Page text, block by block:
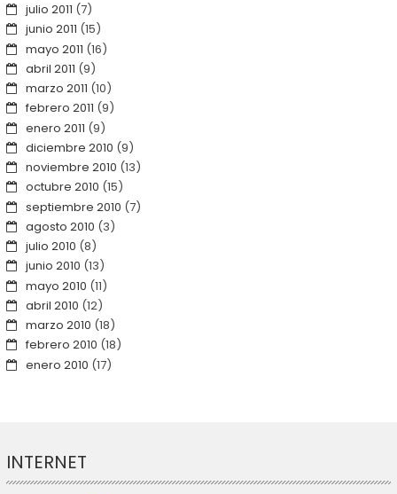
julio 2011 (7)
junio 2011 (15)
mayo 2011 (16)
abril 2011 (9)
marzo 2011 (10)
febrero 2011 (9)
enero 2011 (9)
diciembre 2010 (9)
noviembre 2010 (13)
octubre 2010 (15)
septiembre 2010 (7)
agosto 2010 (3)
julio 2010 (8)
junio 2010 (13)
mayo 2010 (11)
abril 2010 (12)
marzo 2010 (18)
febrero 2010 (18)
enero 2010 (17)
INTERNET